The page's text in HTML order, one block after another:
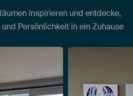
inspirieren und entdecke,
Persönlichkeit in ein Zuhause